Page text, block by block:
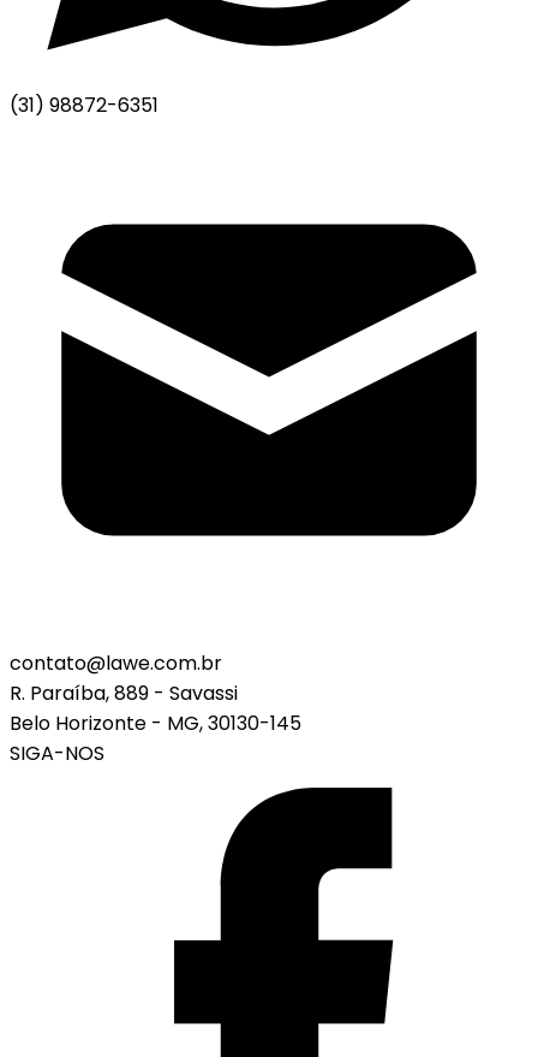
(31) 98872-6351
contato@lawe.com.br
R. Paraíba, 889 - Savassi
Belo Horizonte - MG, 30130-145
SIGA-NOS